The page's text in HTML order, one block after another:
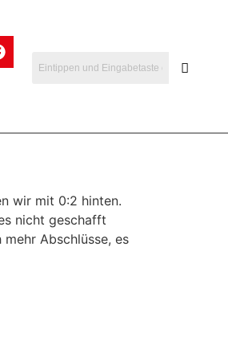
wir mit 0:2 hinten.
nicht geschafft
Abschlüsse, es